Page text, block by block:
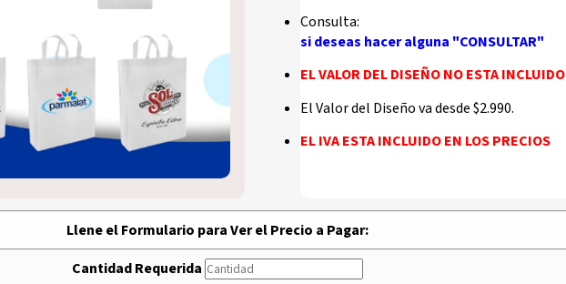
Consulta:
si deseas hacer alguna "CONSULTAR"
EL VALOR DEL DISEÑO NO ESTA INCLUIDO
El Valor del Diseño va desde $2.990.
EL IVA ESTA INCLUIDO EN LOS PRECIOS
Llene el Formulario para Ver el Precio a Pagar:
Cantidad Requerida